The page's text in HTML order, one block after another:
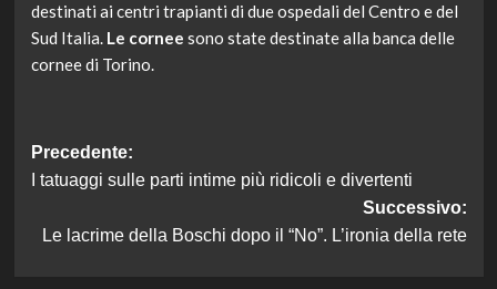
destinati ai centri trapianti di due ospedali del Centro e del
Sud Italia. Le cornee sono state destinate alla banca delle
cornee di Torino.
Navigazione
articolo
Precedente:
I tatuaggi sulle parti intime più ridicoli e divertenti
Successivo:
Le lacrime della Boschi dopo il “No”. L’ironia della rete